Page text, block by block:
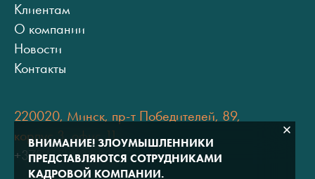
Клиентам
О компании
Новости
Контакты
220020, Минск, пр-т Победителей, 89,
корпус 3, офис 11
+375 (17) 334 80 07
ВНИМАНИЕ! ЗЛОУМЫШЛЕННИКИ
ПРЕДСТАВЛЯЮТСЯ СОТРУДНИКАМИ
КАДРОВОЙ КОМПАНИИ.